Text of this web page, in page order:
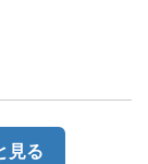
見る